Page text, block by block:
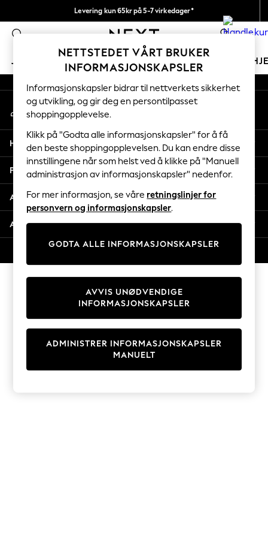
Levering kun 65kr på 5-7 virkedager*
Vi betaler alle tollavgifter 0
JENTER GUTTER BABY KVINNER
GIRLS
New In
50 - 92cm
98 - 110cm
116 - 134cm
140 - 174cm
Trending: Top & Short Sets
Trending: Clogs
Toy Story
THE SET
Coats & Jackets
Sweatshirts & Hoodies
Knitwear
Cardigans
Dresses
Sets & Outfits
T-Shirts
An error occurred on client
Våre sosiale nettverk
Min konto
Logg inn på kontoen din
Hjelp
Personvern & Juridisk
Avdelinger
Andre tjenester
NETTSTEDET VÅRT BRUKER
INFORMASJONSKAPSLER
Informasjonskapsler bidrar til nettverkets sikkerhet
og utvikling, og gir deg en persontilpasset
shoppingopplevelse.
Klikk på "Godta alle informasjonskapsler" for å få
den beste shoppingopplevelsen. Du kan endre disse
innstillingene når som helst ved å klikke på "Manuell
administrasjon av informasjonskapsler" nedenfor.
For mer informasjon, se våre retningslinjer for
personvern og informasjonskapsler.
GODTA ALLE INFORMASJONSKAPSLER
ADMINISTRER INFORMASJONSKAPSLER
MANUELT
AVVIS UNØDVENDIGE
INFORMASJONSKAPSLER